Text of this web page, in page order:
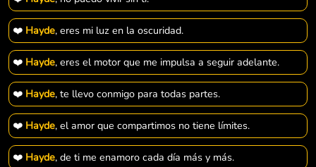
❤️ Hayde, eres mi luz en la oscuridad.
❤️ Hayde, eres el motor que me impulsa a seguir adelante.
❤️ Hayde, te llevo conmigo para todas partes.
❤️ Hayde, el amor que compartimos no tiene límites.
❤️ Hayde, de ti me enamoro cada día más y más.